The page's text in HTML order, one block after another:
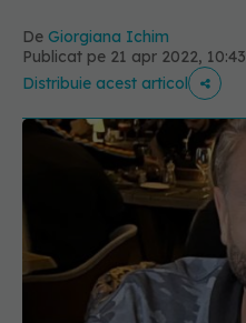
De Giorgiana Ichim
Publicat pe 21 apr 2022, 10:43
Distribuie acest articol